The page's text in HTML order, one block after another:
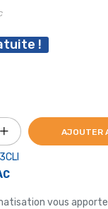
!
AJOUTER
vous